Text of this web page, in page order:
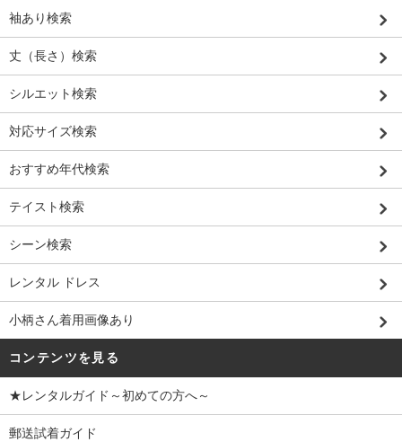
袖あり検索
丈（長さ）検索
シルエット検索
対応サイズ検索
おすすめ年代検索
テイスト検索
シーン検索
レンタル ドレス
小柄さん着用画像あり
コンテンツを見る
★レンタルガイド～初めての方へ～
郵送試着ガイド